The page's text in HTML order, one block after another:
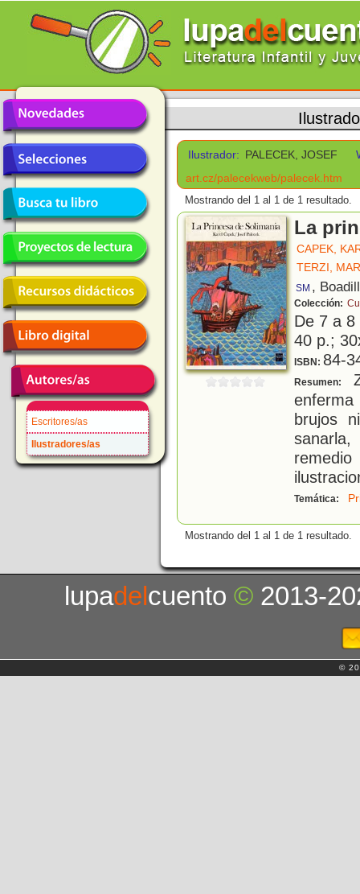
Escritores/as
Ilustradores/as
Ilustrador: PALECEK, JOSEF
art.cz/palecekweb/palecek.htm
Mostrando del 1 al 1 de 1 resultado.
La
CAPEK,
TERZI,
SM ,
Colección:
De 7 a
40 p.;
ISBN: 84-
Resumen:
brujos
Temática:
Mostrando del 1 al 1 de 1 resultado.
lupadelcuento© 2013-
©